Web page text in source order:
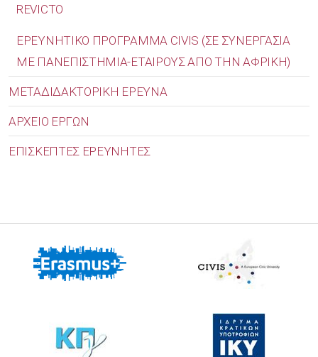
REVICTO
ΕΡΕΥΝΗΤΙΚΟ ΠΡΟΓΡΑΜΜΑ CIVIS (ΣΕ ΣΥΝΕΡΓΑΣΙΑ
ΜΕ ΠΑΝΕΠΙΣΤΗΜΙΑ-ΕΤΑΙΡΟΥΣ ΑΠΟ ΤΗΝ ΑΦΡΙΚΗ)
ΜΕΤΑΔΙΔΑΚΤΟΡΙΚΗ ΕΡΕΥΝΑ
ΑΡΧΕΙΟ ΕΡΓΩΝ
ΕΠΙΣΚΕΠΤΕΣ ΕΡΕΥΝΗΤΕΣ